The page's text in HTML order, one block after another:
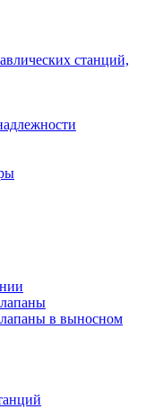
станций,
в выносном